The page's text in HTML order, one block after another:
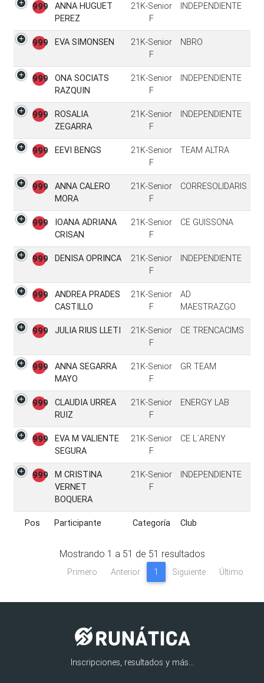
Pos Participante Categoría Club
999
ANNA HUGUET
PEREZ
21K-Senior
F
INDEPENDIENTE
999 EVA SIMONSEN
21K-Senior
F
NBRO
999
ONA SOCIATS
RAZQUIN
21K-Senior
F
INDEPENDIENTE
999
ROSALIA
ZEGARRA
21K-Senior
F
INDEPENDIENTE
999 EEVI BENGS
21K-Senior
F
TEAM ALTRA
999
ANNA CALERO
MORA
21K-Senior
F
CORRESOLIDARIS
999
IOANA ADRIANA
CRISAN
21K-Senior
F
CE GUISSONA
999 DENISA OPRINCA
21K-Senior
F
INDEPENDIENTE
999
ANDREA PRADES
CASTILLO
21K-Senior
F
AD
MAESTRAZGO
999 JULIA RIUS LLETI
21K-Senior
F
CE TRENCACIMS
999
ANNA SEGARRA
MAYO
21K-Senior
F
GR TEAM
999
CLAUDIA URREA
RUIZ
21K-Senior
F
ENERGY LAB
999
EVA M VALIENTE
SEGURA
21K-Senior
F
CE L´ARENY
999
M CRISTINA
VERNET
BOQUERA
21K-Senior
F
INDEPENDIENTE
Pos Participante Categoría Club
Mostrando 1 a 51 de 51 resultados
Primero Anterior 1 Siguiente Último
Inscripciones, resultados y más...